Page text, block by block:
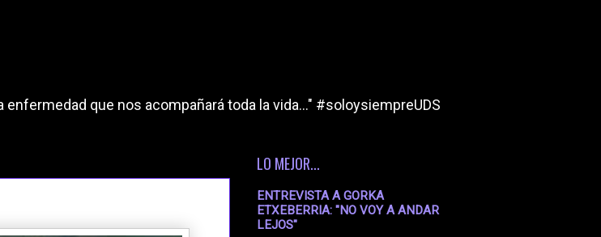
que nos acompañará toda la vida..." #soloysiempreUDS
LO MEJOR...
ENTREVISTA A GORKA
ETXEBERRIA: "NO VOY A ANDAR
LEJOS"